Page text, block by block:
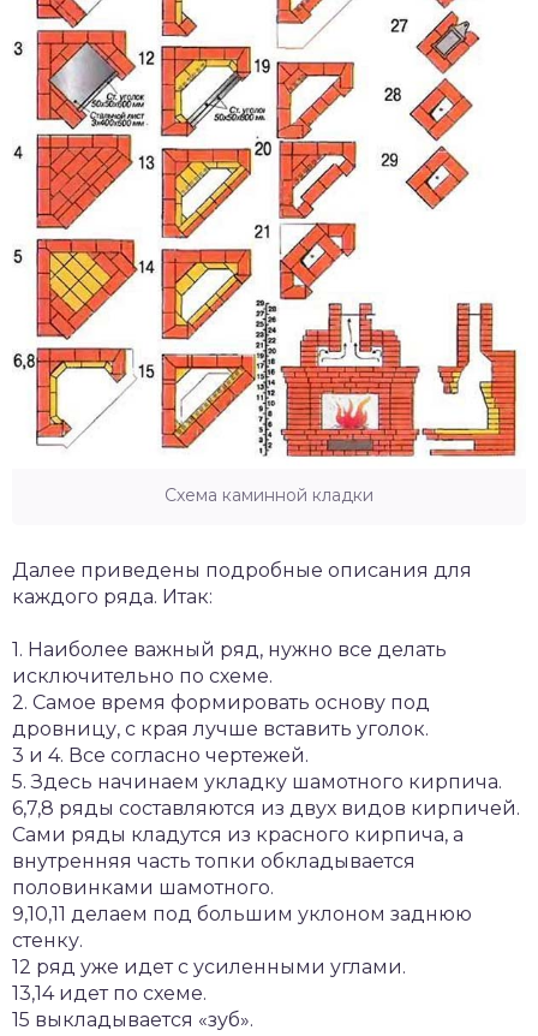
Схема каминной кладки
Далее приведены подробные описания для
каждого ряда. Итак:
1. Наиболее важный ряд, нужно все делать
исключительно по схеме.
2. Самое время формировать основу под
дровницу, с края лучше вставить уголок.
3 и 4. Все согласно чертежей.
5. Здесь начинаем укладку шамотного кирпича.
6,7,8 ряды составляются из двух видов кирпичей.
Сами ряды кладутся из красного кирпича, а
внутренняя часть топки обкладывается
половинками шамотного.
9,10,11 делаем под большим уклоном заднюю
стенку.
12 ряд уже идет с усиленными углами.
13,14 идет по схеме.
15 выкладывается «зуб».